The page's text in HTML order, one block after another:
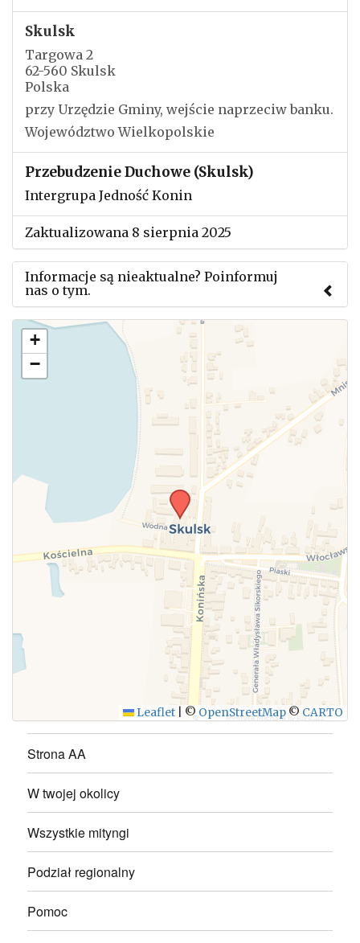
Skulsk
Targowa 2
62-560 Skulsk
Polska
przy Urzędzie Gminy, wejście naprzeciw banku.
Województwo Wielkopolskie
Przebudzenie Duchowe (Skulsk)
Intergrupa Jedność Konin
Zaktualizowana 8 sierpnia 2025
Informacje są nieaktualne? Poinformuj
nas o tym.
Użyj tego formularza aby przesłać informację o
zmianach w powyższym mityngu.
WYŚLIJ
+
−
Leaflet ©OpenStreetMap © CARTO
Strona AA
W twojej okolicy
Wszystkie mityngi
Podział regionalny
Pomoc